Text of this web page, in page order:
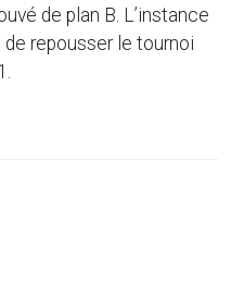
de plan B. L’instance
repousser le tournoi